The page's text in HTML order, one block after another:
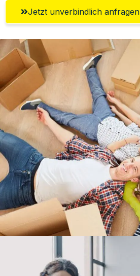
Jetzt unverbindlich anfragen